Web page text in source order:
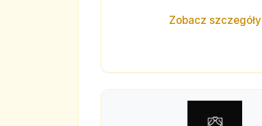
Zobacz szczegóły